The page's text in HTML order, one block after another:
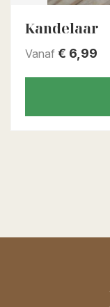
Kandelaar
Vanaf € 6,99